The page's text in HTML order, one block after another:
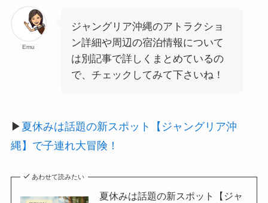
Emu
ジャングリア沖縄のアトラクショ
ン詳細や周辺の宿泊情報について
は別記事で詳しくまとめているの
で、チェックしてみて下さいね！
▶ 夏休みは話題の新スポット【ジャングリア沖
縄】で子連れ大冒険！
あわせて読みたい
夏休みは話題の新スポット【ジャ